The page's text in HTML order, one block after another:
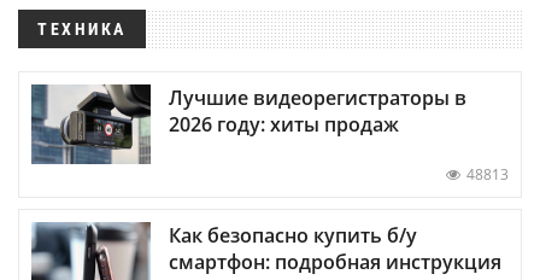
ТЕХНИКА
Лучшие видеорегистраторы в
2026 году: хиты продаж
48813
Как безопасно купить б/у
смартфон: подробная инструкция